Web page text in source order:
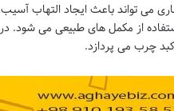
می تواند باعث ایجاد التهاب
از مکمل های طبیعی می شود.
چرب می پردازد.